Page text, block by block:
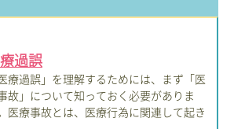
過誤
医療過誤」を理解するためには、まず「医
故」について知っておく必要がありま
医療事故とは、医療行為に関連して起き